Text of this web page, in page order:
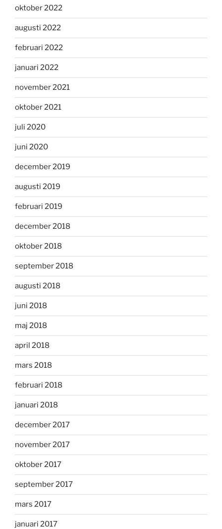
oktober 2022
augusti 2022
februari 2022
januari 2022
november 2021
oktober 2021
juli 2020
juni 2020
december 2019
augusti 2019
februari 2019
december 2018
oktober 2018
september 2018
augusti 2018
juni 2018
maj 2018
april 2018
mars 2018
februari 2018
januari 2018
december 2017
november 2017
oktober 2017
september 2017
mars 2017
januari 2017